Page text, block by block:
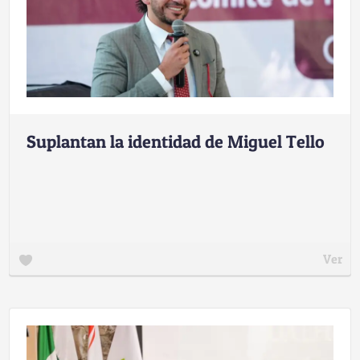
Suplantan la identidad de Miguel Tello
Ver